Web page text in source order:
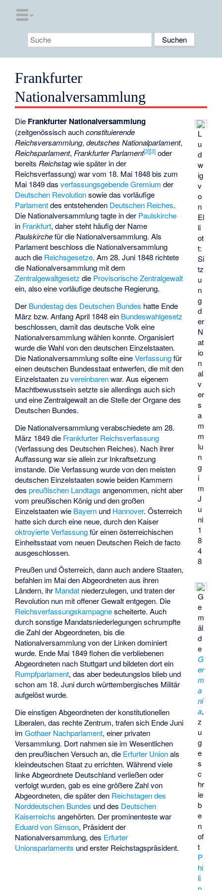
Frankfurter
Nationalversammlung
L
u
d
w
ig
v
o
n
El
li
ot
t:
Si
tz
u
n
g
d
er
N
at
io
n
al
v
er
s
a
m
m
lu
n
g
i
m
J
u
ni
1
8
4
8
G
e
m
äl
d
e
G
er
m
a
ni
a,
z
u
g
e
s
c
hr
ie
b
e
n
of
t
P
hi
li
Die Frankfurter Nationalversammlung
(zeitgenössisch auchconstituierende
Reichsversammlung,deutsches Nationalparlament,
Reichsparlament,Frankfurter Parlament[2][3] oder
bereitsReichstagwie später in der
Reichsverfassung) war vom 18. Mai 1848 bis zum
Mai 1849 dasverfassungsgebende Gremium der
Deutschen Revolutionsowie das vorläufige
Parlamentdes entstehenden Deutschen Reiches.
Die Nationalversammlung tagte in der Paulskirche
in Frankfurt, daher steht häufig der Name
Paulskirchefür die Nationalversammlung. Als
Parlament beschloss die Nationalversammlung
auch die Reichsgesetze. Am 28. Juni 1848 richtete
die Nationalversammlung mit dem
Zentralgewaltgesetz die Provisorische Zentralgewalt
ein, also eine vorläufige deutsche Regierung.
Der Bundestag des Deutschen Bundes hatte Ende
März bzw. Anfang April 1848 ein Bundeswahlgesetz
beschlossen, damit das deutsche Volk eine
Nationalversammlung wählen konnte. Organisiert
wurde die Wahl von den deutschen Einzelstaaten.
Die Nationalversammlung sollte eineVerfassungfür
einen deutschen Bundesstaat entwerfen, die mit den
Einzelstaaten zuvereinbarenwar. Aus eigenem
Machtbewusstsein setzte sie allerdings auch sich
und eine Zentralgewalt an die Stelle der Organe des
Deutschen Bundes.
Die Nationalversammlung verabschiedete am 28.
März 1849 die Frankfurter Reichsverfassung
(Verfassung des Deutschen Reiches). Nach ihrer
Auffassung war sie allein zur Inkraftsetzung
imstande. Die Verfassung wurde von den meisten
deutschen Einzelstaaten sowie beiden Kammern
despreußischen Landtags angenommen, nicht aber
vom preußischen König und den großen
Einzelstaaten wie Bayern und Hannover. Österreich
hatte sich durch eine neue, durch den Kaiser
oktroyierte Verfassungfür einen österreichischen
Einheitsstaat vom neuen Deutschen Reich de facto
ausgeschlossen.
Preußen und Österreich, dann auch andere Staaten,
befahlen im Mai den Abgeordneten aus ihren
Ländern, ihr Mandat niederzulegen, und traten der
Revolution nun mit offener Gewalt entgegen. Die
Reichsverfassungskampagnescheiterte. Auch
durch sonstige Mandatsniederlegungen schrumpfte
die Zahl der Abgeordneten, bis die
Nationalversammlung von der Linken dominiert
wurde. Ende Mai 1849 flohen die verbliebenen
Abgeordneten nach Stuttgart und bildeten dort ein
Rumpfparlament, das aber bedeutungslos blieb und
schon am 18. Juni durch württembergisches Militär
aufgelöst wurde.
Die einstigen Abgeordneten der konstitutionellen
Liberalen, das rechte Zentrum, trafen sich Ende Juni
imGothaer Nachparlament, einer privaten
Versammlung. Dort nahmen sie im Wesentlichen
den preußischen Versuch an, die Erfurter Unionals
kleindeutschen Staat zu errichten. Während viele
linke Abgeordnete Deutschland verließen oder
verfolgt wurden, gab es eine größere Zahl von
Abgeordneten, die später den Reichstagen des
Norddeutschen Bundes und des Deutschen
Kaiserreichs angehörten. Der prominenteste war
Eduard von Simson, Präsident der
Nationalversammlung, des Erfurter
Unionsparlaments und erster Reichstagspräsident.